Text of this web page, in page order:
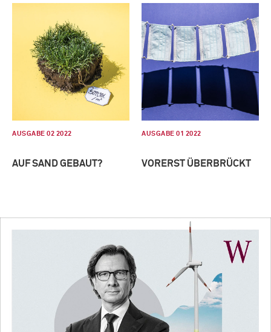
AUSGABE 02 2022
AUF SAND GEBAUT?
AUSGABE 01 2022
VORERST ÜBERBRÜCKT